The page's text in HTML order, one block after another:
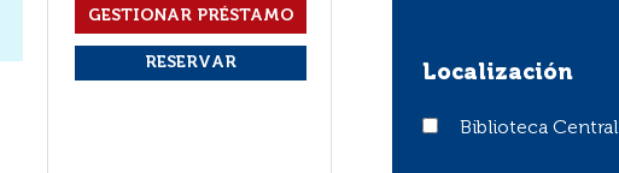
Localización
Biblioteca Central
Biblioteca Central